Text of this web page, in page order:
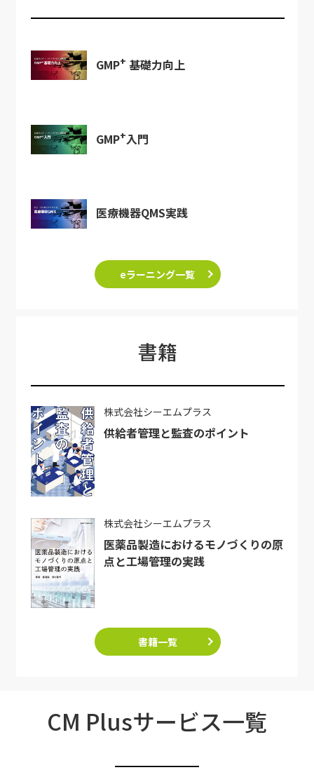
GMP+ 基礎力向上
GMP+入門
医療機器QMS実践
eラーニング一覧
書籍
株式会社シーエムプラス
供給者管理と監査のポイント
株式会社シーエムプラス
医薬品製造におけるモノづくりの原
点と工場管理の実践
書籍一覧
CM Plusサービス一覧